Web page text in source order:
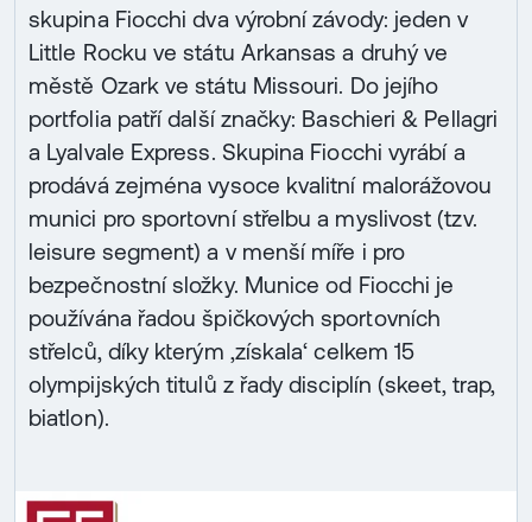
skupina Fiocchi dva výrobní závody: jeden v
Little Rocku ve státu Arkansas a druhý ve
městě Ozark ve státu Missouri. Do jejího
portfolia patří další značky: Baschieri & Pellagri
a Lyalvale Express. Skupina Fiocchi vyrábí a
prodává zejména vysoce kvalitní malorážovou
munici pro sportovní střelbu a myslivost (tzv.
leisure segment) a v menší míře i pro
bezpečnostní složky. Munice od Fiocchi je
používána řadou špičkových sportovních
střelců, díky kterým ‚získala‘ celkem 15
olympijských titulů z řady disciplín (skeet, trap,
biatlon).